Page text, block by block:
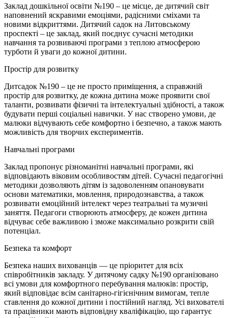
Заклад дошкільної освіти №190 – це місце, де дитячий світ
наповнений яскравими емоціями, радісними сміхами та
новими відкриттями. Дитячий садок на Литовському
проспекті – це заклад, який поєднує сучасні методики
навчання та розвиваючі програми з теплою атмосферою
турботи й уваги до кожної дитини.
Простір для розвитку
Дитсадок №190 – це не просто приміщення, а справжній
простір для розвитку, де кожна дитина може проявити свої
таланти, розвивати фізичні та інтелектуальні здібності, а також
будувати перші соціальні навички. У нас створено умови, де
малюки відчувають себе комфортно і безпечно, а також мають
можливість для творчих експериментів.
Навчальні програми
Заклад пропонує різноманітні навчальні програми, які
відповідають віковим особливостям дітей. Сучасні педагогічні
методики дозволяють дітям із задоволенням опановувати
основи математики, мовлення, природознавства, а також
розвивати емоційний інтелект через театральні та музичні
заняття. Педагоги створюють атмосферу, де кожен дитина
відчуває себе важливою і зможе максимально розкрити свій
потенціал.
Безпека та комфорт
Безпека наших вихованців — це пріоритет для всіх
співробітників закладу. У дитячому садку №190 організовано
всі умови для комфортного перебування малюків: простір,
який відповідає всім санітарно-гігієнічним вимогам, тепле
ставлення до кожної дитини і постійний нагляд. Усі вихователі
та працівники мають відповідну кваліфікацію, що гарантує